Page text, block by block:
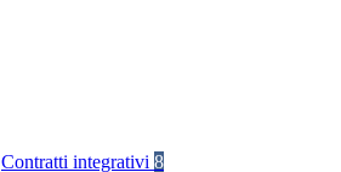
Contratti integrativi 8